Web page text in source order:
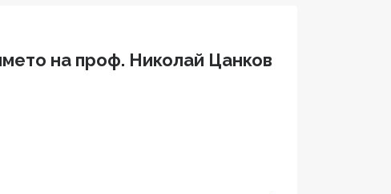
на проф. Николай Цанков